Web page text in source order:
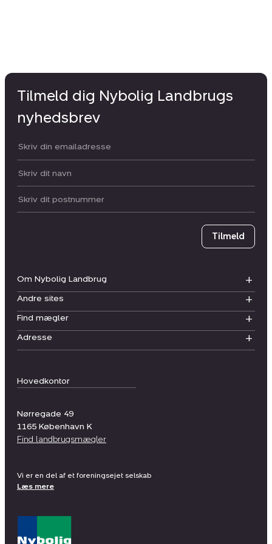
Hovedkontor
Nørregade 49
1165 København K
Find landbrugsmægler
Om Nybolig Landbrug
Andre sites
Find mægler
Adresse
Tilmeld dig Nybolig Landbrugs
nyhedsbrev
Din email:
Dit navn:
Postnummer
Tilmeld
Vi er en del af et foreningsejet selskab
Læs mere